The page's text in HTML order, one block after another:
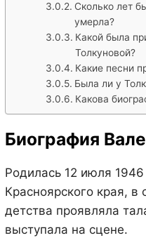
Сколько лет
умерла?
Какой была
Толкуновой?
Какие песни
Была ли у
Какова
Биография
Родилась 12 июля
Красноярского края,
детства проявляла
выступала на сцене.